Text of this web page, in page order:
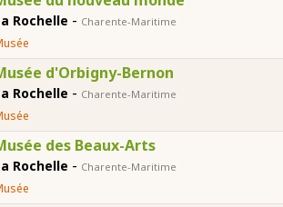
Rochelle - Charente-Maritime
d'Orbigny-Bernon
Rochelle - Charente-Maritime
des Beaux-Arts
Rochelle - Charente-Maritime